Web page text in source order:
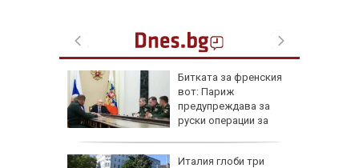
Битката за френския
вот: Париж
предупреждава за
руски операции за
Италия глоби три